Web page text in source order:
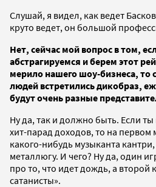
Слушай, я видел, как ведет
круто ведет, он большой
Нет, сейчас мой вопрос в том,
абстрагируемся и берем этот
мерило нашего шоу-бизнеса, то
людей встретились дикобраз,
будут очень разные
Ну да, так и должно быть. Если
хит-парад доходов, то на первом
какого-нибудь музыканта
металлюгу. И чего? Ну да, один
про то, что идет дождь, а второй
сатанисты».